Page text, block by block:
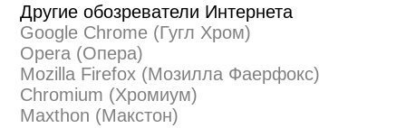
Другие обозреватели Интернета
Google Chrome (Гугл Хром)
Opera (Опера)
Mozilla Firefox (Мозилла Фаерфокс)
Chromium (Хромиум)
Maxthon (Макстон)